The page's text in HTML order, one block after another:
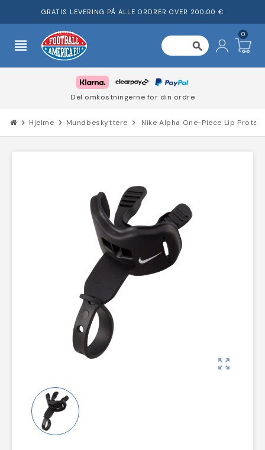
GRATIS LEVERING PÅ ALLE ORDRER OVER 200,00 €
view_headline search
0
Del omkostningerne for din ordre
chevron_right Hjelme chevron_right Mundbeskyttere chevron_right Nike Alpha One-Piece Lip
zoom_out_map